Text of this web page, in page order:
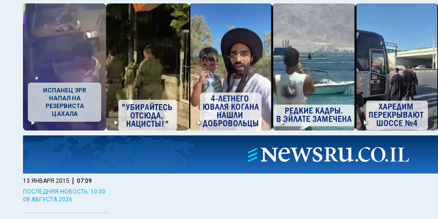
ИСПАНЕЦ ЗРЯ
НАПАЛ НА
РЕЗЕРВИСТА
ЦАХАЛА
13 ЯНВАРЯ 2015 | 07:09
ПОСЛЕДНЯЯ НОВОСТЬ: 10:00
08 АВГУСТА 2026